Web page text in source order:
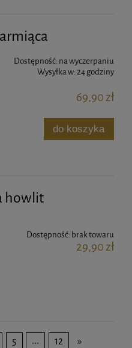
Dostępność: na wyczerpaniu
Wysyłka w:24 godziny
69,90 zł
do koszyka
howlit
Dostępność: brak towaru
29,90 zł
5 ... 12 »